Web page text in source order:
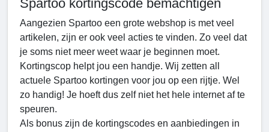
Spartoo kortingscode bemachtigen
Aangezien Spartoo een grote webshop is met veel
artikelen, zijn er ook veel acties te vinden. Zo veel dat
je soms niet meer weet waar je beginnen moet.
Kortingscop helpt jou een handje. Wij zetten all
actuele Spartoo kortingen voor jou op een rijtje. Wel
zo handig! Je hoeft dus zelf niet het hele internet af te
speuren.
Als bonus zijn de kortingscodes en aanbiedingen in